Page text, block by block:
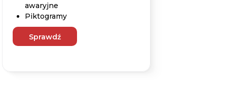
awaryjne
Piktogramy
Sprawdź